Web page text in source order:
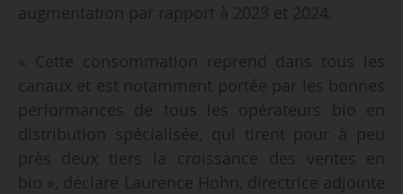
augmentation par rapport à 2023 et 2024.
« Cette consommation reprend dans tous les
canaux et est notamment portée par les bonnes
performances de tous les opérateurs bio en
distribution spécialisée, qui tirent pour à peu
près deux tiers la croissance des ventes en
bio », déclare Laurence Hohn, directrice adjointe